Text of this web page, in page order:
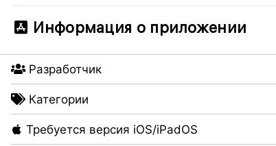
Информация о приложении
Разработчик
Категории
Требуется версия iOS/iPadOS